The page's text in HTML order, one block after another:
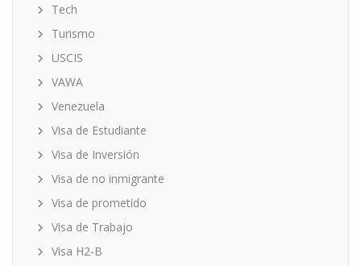
Tech
Turismo
USCIS
VAWA
Venezuela
Visa de Estudiante
Visa de Inversión
Visa de no inmigrante
Visa de prometido
Visa de Trabajo
Visa H2-B